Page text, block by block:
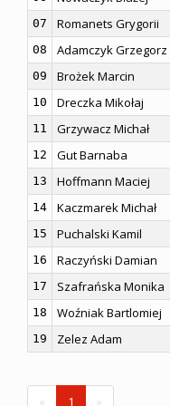
07 Romanets Grygorii
08 Adamczyk Grzegorz
09 Brożek Marcin
10 Dreczka Mikołaj
11 Grzywacz Michał
12 Gut Barnaba
13 Hoffmann Maciej
14 Kaczmarek Michał
15 Puchalski Kamil
16 Raczyński Damian
17 Szafrańska Monika
18 Woźniak Bartlomiej
19 Zelez Adam
« 1 »